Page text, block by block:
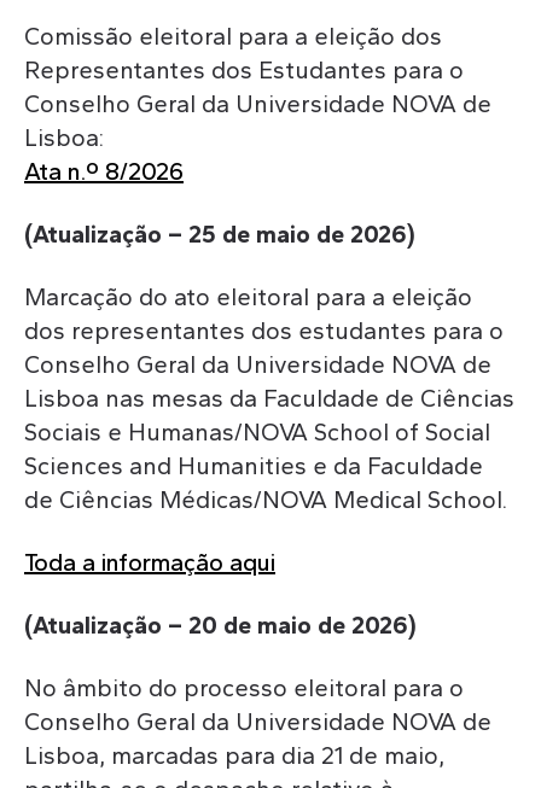
Comissão eleitoral para a eleição dos
Representantes dos Estudantes para o
Conselho Geral da Universidade NOVA de
Lisboa:
Ata n.º 8/2026
(Atualização – 25 de maio de 2026)
Marcação do ato eleitoral para a eleição
dos representantes dos estudantes para o
Conselho Geral da Universidade NOVA de
Lisboa nas mesas da Faculdade de Ciências
Sociais e Humanas/NOVA School of Social
Sciences and Humanities e da Faculdade
de Ciências Médicas/NOVA Medical School.
Toda a informação aqui
(Atualização – 20 de maio de 2026)
No âmbito do processo eleitoral para o
Conselho Geral da Universidade NOVA de
Lisboa, marcadas para dia 21 de maio,